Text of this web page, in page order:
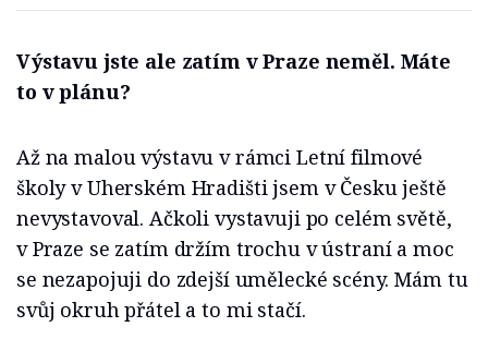
Výstavu jste ale zatím v Praze neměl. Máte
to v plánu?
Až na malou výstavu v rámci Letní filmové
školy v Uherském Hradišti jsem v Česku ještě
nevystavoval. Ačkoli vystavuji po celém světě,
v Praze se zatím držím trochu v ústraní a moc
se nezapojuji do zdejší umělecké scény. Mám tu
svůj okruh přátel a to mi stačí.